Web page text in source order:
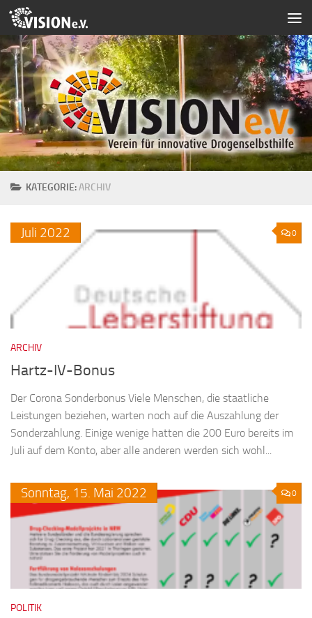
Zum Inhalt springen
KATEGORIE:ARCHIV
0
Juli 2022
ARCHIV
Hartz-IV-Bonus
Der Corona Sonderbonus Viele Menschen, die staatliche
Leistungen beziehen, warten noch auf die Auszahlung der
Sonderzahlung. Einige wenige hatten die 200 Euro bereits im
Juli auf dem Konto, aber alle anderen werden sich wohl...
0
Sonntag, 15. Mai 2022
POLITIK